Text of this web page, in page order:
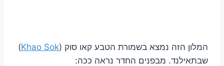
המלון הזה נמצא בשמורת הטבע קאו סוק (Khao Sok
)
שבתאילנד. מבפנים החדר נראה ככה: